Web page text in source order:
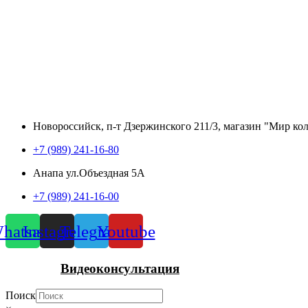
Новороссийск, п-т Дзержинского 211/3, магазин "Мир
+7 (989) 241-16-80
Анапа ул.Объездная 5А
+7 (989) 241-16-00
InstagramTelegramYoutube
Видеоконсультация
Поиск